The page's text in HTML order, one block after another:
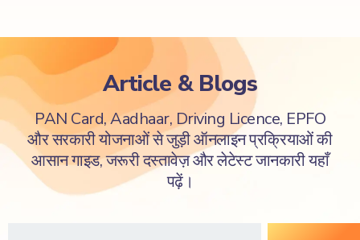
Article & Blogs
PAN Card, Aadhaar, Driving Licence, EPFO
और सरकारी योजनाओं से जुड़ी ऑनलाइन प्रक्रियाओं की
आसान गाइड, जरूरी दस्तावेज़ और लेटेस्ट जानकारी यहाँ
पढ़ें।